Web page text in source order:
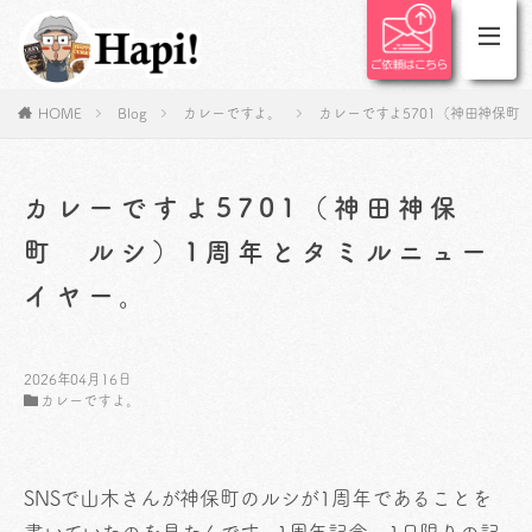
HOME Blog カレーですよ。 カレーですよ5701（神田神保
カレーですよ5701（神田神保
町 ルシ）1周年とタミルニュー
イヤー。
2026年04月16日
カレーですよ。
SNSで山木さんが神保町のルシが1周年であることを